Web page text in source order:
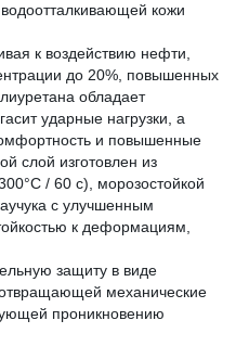
кожи
к воздействию нефти,
до 20%, повышенных
обладает
ударные нагрузки, а
и повышенные
слой изготовлен из
/ 60 с), морозостойкой
с улучшенным
к деформациям,
защиту в виде
механические
проникновению